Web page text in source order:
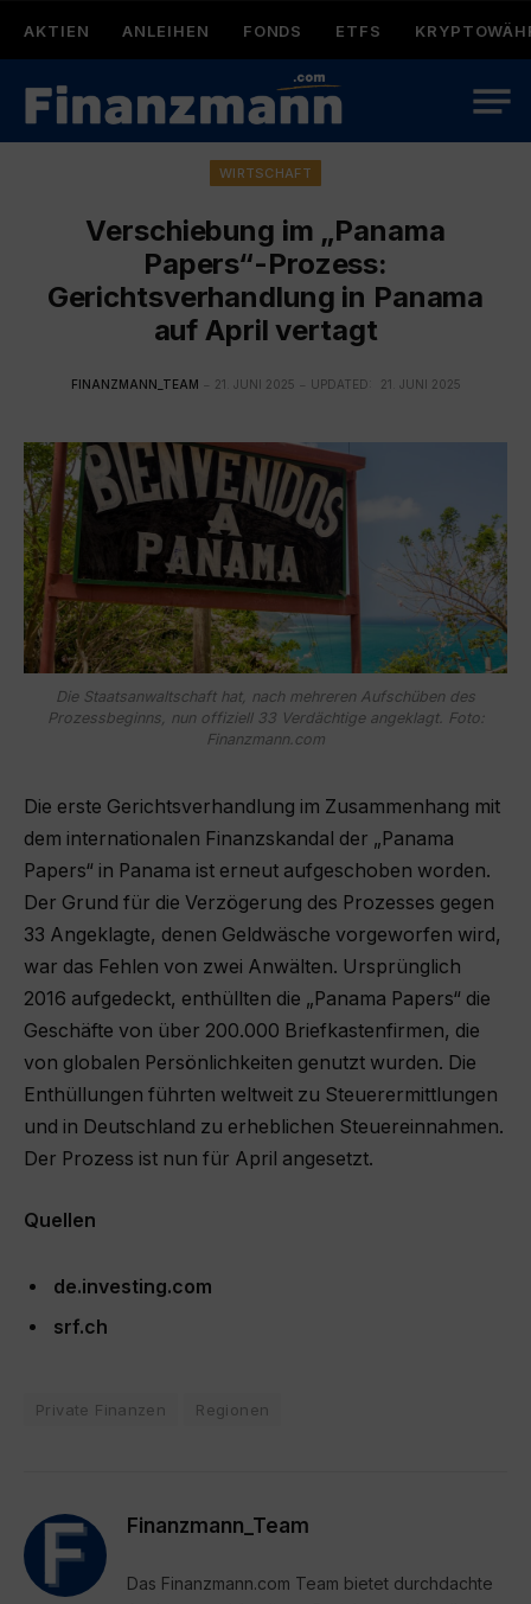
AKTIEN ANLEIHEN FONDS ETFS
WIRTSCHAFT
Verschiebung im „Panama
Papers“-Prozess:
Gerichtsverhandlung in Panama
auf April vertagt
FINANZMANN_TEAM 21. JUNI 2025 UPDATED: 21. JUNI 2025
Die Staatsanwaltschaft hat, nach mehreren Aufschüben des
Prozessbeginns, nun offiziell 33 Verdächtige angeklagt. Foto:
Finanzmann.com
Die erste Gerichtsverhandlung im Zusammenhang mit
dem internationalen Finanzskandal der „Panama
Papers“ in Panama ist erneut aufgeschoben worden.
Der Grund für die Verzögerung des Prozesses gegen
33 Angeklagte, denen Geldwäsche vorgeworfen wird,
war das Fehlen von zwei Anwälten. Ursprünglich
2016 aufgedeckt, enthüllten die „Panama Papers“ die
Geschäfte von über 200.000 Briefkastenfirmen, die
von globalen Persönlichkeiten genutzt wurden. Die
Enthüllungen führten weltweit zu Steuerermittlungen
und in Deutschland zu erheblichen Steuereinnahmen.
Der Prozess ist nun für April angesetzt.
Quellen
de.investing.com
srf.ch
Private Finanzen Regionen
Finanzmann_Team
Das Finanzmann.com Team bietet durchdachte